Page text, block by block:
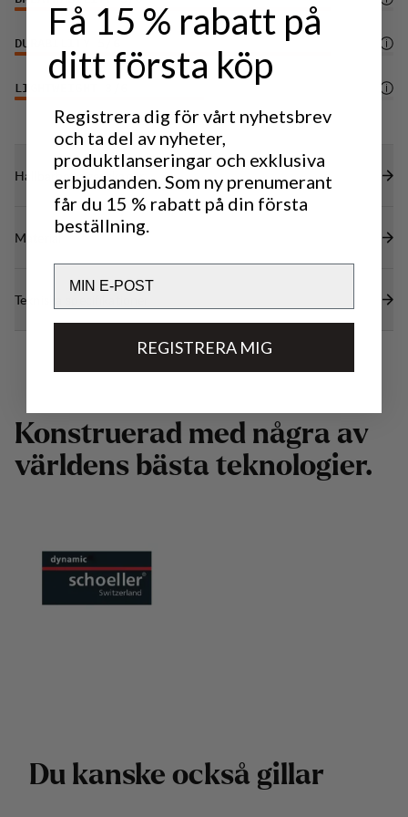
DURABILITY
LIGHTWEIGHT
Hållbarhetsegenskaper
Material
Tekniska specifikationer
Konstruerad med några av
världens bästa teknologier.
Du kanske också gillar
Få 15 % rabatt på
ditt första köp
Registrera dig för vårt nyhetsbrev
och ta del av nyheter,
produktlanseringar och exklusiva
erbjudanden. Som ny prenumerant
får du 15 % rabatt på din första
beställning.
REGISTRERA MIG